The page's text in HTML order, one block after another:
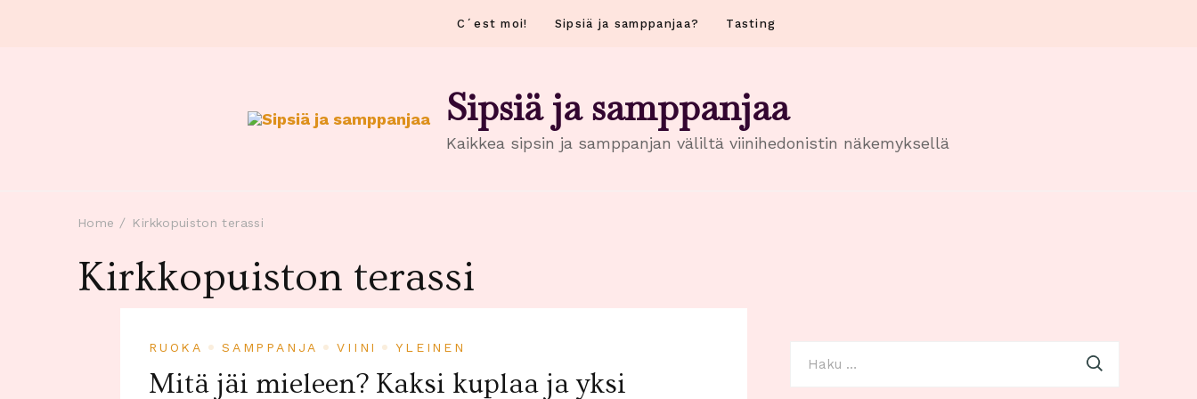
C´est moi! Sipsiä ja samppanjaa? Tasting
Sipsiä ja samppanjaa
Kaikkea sipsin ja samppanjan väliltä viinihedonistin näkemyksellä
Home Kirkkopuiston terassi
Kirkkopuiston terassi
RUOKA SAMPPANJA VIINI YLEINEN
Mitä jäi mieleen? Kaksi kuplaa ja yksi